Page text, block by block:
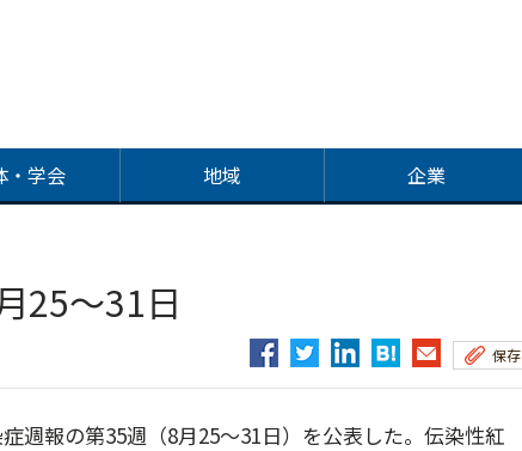
・学会 地域 企業
～31日
保存
週報の第35週（8月25～31日）を公表した。伝染性紅